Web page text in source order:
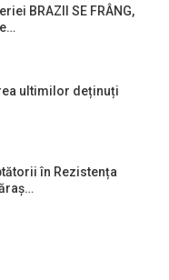
BRAZII SE FRÂNG,
ultimilor deținuți
în Rezistența